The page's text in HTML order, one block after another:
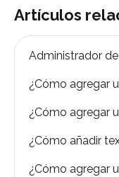
Artículos
Administrador
¿Cómo agregar
¿Cómo agregar
¿Cómo añadir
¿Cómo agregar